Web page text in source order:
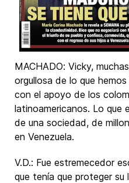
MACHADO: Vicky,
orgullosa de lo que
con el apoyo de los
latinoamericanos. Lo que
de una sociedad, de
en Venezuela.
V.D.: Fue estremecedor
que tenía que proteger su